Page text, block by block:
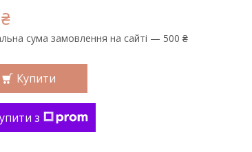
сума замовлення на сайті — 500 ₴
Купити
з